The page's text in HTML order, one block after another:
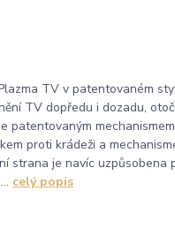
TV v patentovaném
TV dopředu i dozadu,
patentovaným
proti krádeži a
strana je navíc uzpůsobena
celý popis